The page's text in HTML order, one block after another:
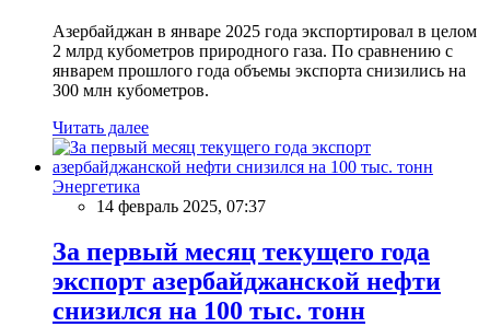
Азербайджан в январе 2025 года экспортировал в целом
2 млрд кубометров природного газа. По сравнению с
январем прошлого года объемы экспорта снизились на
300 млн кубометров.
Читать далее
Энергетика
14 февраль 2025, 07:37
За первый месяц текущего года
экспорт азербайджанской нефти
снизился на 100 тыс. тонн